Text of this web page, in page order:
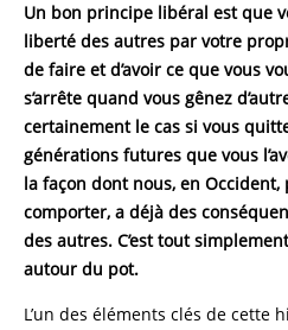
Un bon principe libéral est que
liberté des autres par votre
de faire et d’avoir ce que vous
s’arrête quand vous gênez
certainement le cas si vous
générations futures que vous
la façon dont nous, en
comporter, a déjà des
des autres. C’est tout
autour du pot.
L’un des éléments clés de cette